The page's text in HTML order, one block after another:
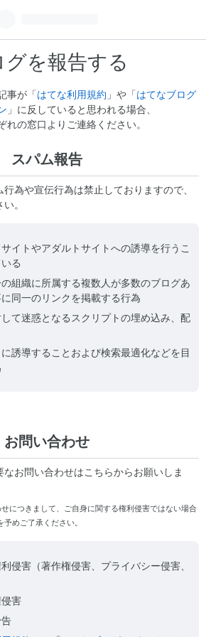
グを報告する
事が「はてな利用規約 」や「はてなブログ
」に反していると思われる場合、
れの窓口よりご連絡ください。
スパム報告
為や宣伝行為は禁止しておりますので、
。
イトやアダルトサイトへの誘導を行うこ
る
組織に所属する複数人が多数のブログあ
同一のリンクを掲載する行為
て迷惑となるスクリプトの埋め込み、配
誘導することおよび検索最適化などを目
お問い合わせ
お問い合わせはこちらからお願いしま
につきまして、ご自身に関する権利侵害ではない場合
めご了承ください。
侵害（著作権侵害、プライバシー侵害、
害